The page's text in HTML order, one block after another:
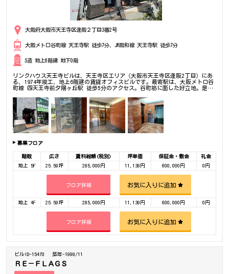
大阪府大阪市天王寺区逢阪２丁目3番2号
大阪メトロ谷町線 天王寺駅 徒歩7分、JR阪和線 天王寺駅 徒歩7分
S造 地上6階建 地下0階
リンクハウス天王寺ビルは、天王寺区エリア（大阪市天王寺区逢阪2丁目）にあ
る、1974年竣工、地上6階建の賃貸オフィスビルです。最寄駅は、大阪メトロ谷
町線 四天王寺前夕陽ヶ丘駅 徒歩5分のアクセス。谷町筋に面した好立地。是非
さい。
募集フロア
階数 広さ 賃料総額(税別) 坪単価 保証金・敷金
礼金
地上 5F
25.59坪 285,000円 11,138円 600,000円 0円
フロア詳細 お気に入りに追加
地上 4F 25.59坪 285,000円 11,139円 600,000円 0円
フロア詳細 お気に入りに追加
ビルID-15470 築年-1999/11
ＲＥ－ＦＬＡＧＳ